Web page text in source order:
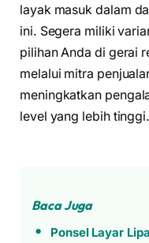
layak masuk dalam
ini. Segera miliki
pilihan Anda di gerai
melalui mitra
meningkatkan
level yang lebih tinggi.
Baca Juga
Ponsel Layar